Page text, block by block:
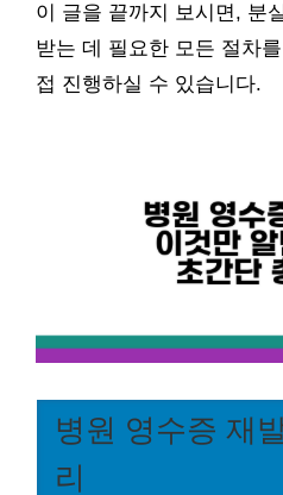
이 글을 끝까지 보시면, 분
받는 데 필요한 모든 절차
접 진행하실 수 있습니다.
병원 영수증 재
리